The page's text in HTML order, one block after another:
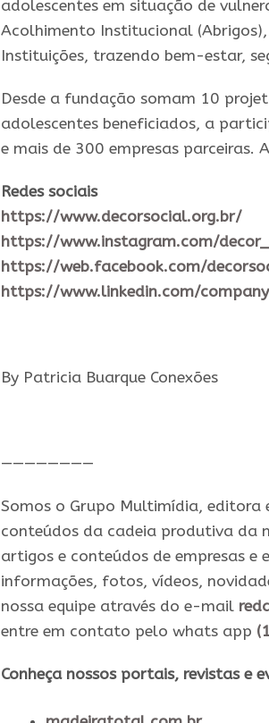
adolescentes em situação de
Acolhimento Institucional
Instituições, trazendo bem-estar,
Desde a fundação somam 10
adolescentes beneficiados, a
e mais de 300 empresas parceiras.
Redes sociais
https://www.decorsocial.org.br/
https://www.instagram.com/
https://web.facebook.com/
https://www.linkedin.com/
By Patricia Buarque Conexões
————————
Somos o Grupo Multimídia, editora
conteúdos da cadeia produtiva da
artigos e conteúdos de empresas e
informações, fotos, vídeos,
nossa equipe através do e-mail
entre em contato pelo whats app
​Conheça nossos ​portais, revistas e